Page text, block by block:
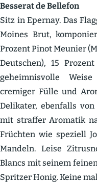
Besserat de Bellefon
Sitz in Epernay. Das
Moines Brut,
Prozent Pinot Meunier
Deutschen), 15
geheim­nis­volle
cremiger Fülle und
Delikater, ebenfalls
mit straffer Aromatik
Früchten wie speziell
Mandeln. Leise
Blancs mit seinem
Spritzer Honig. Keine